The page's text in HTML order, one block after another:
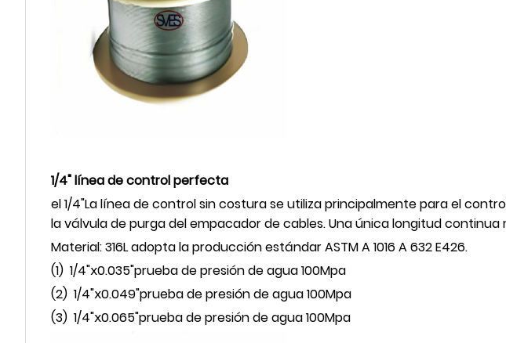
1/4"línea de control perfecta
el 1/4"La línea de control sin costura se utiliza principalmente para el
la válvula de purga del empacador de cables. Una única longitud
Material: 316L adopta la producción estándar ASTM A 1016 A 632 E426.
(1) 1/4"ⅹ0.035"prueba de presión de agua 100Mpa
(2) 1/4"ⅹ0.049"prueba de presión de agua 100Mpa
(3) 1/4"ⅹ0.065"prueba de presión de agua 100Mpa